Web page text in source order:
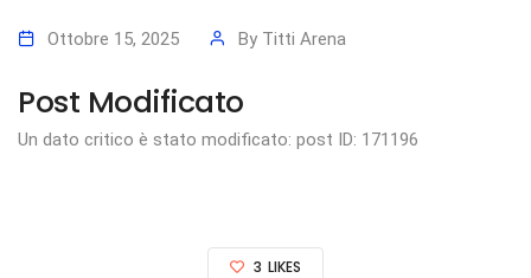
Ottobre 15, 2025 By Titti Arena
Post Modificato
Un dato critico è stato modificato: post ID: 171196
3 LIKES